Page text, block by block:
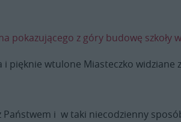
pokazującego z góry budowę szkoły
pięknie wtulone Miasteczko widziane
Państwem i w taki niecodzienny